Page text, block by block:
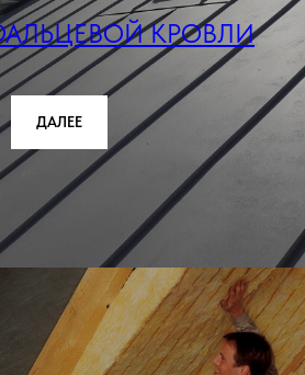
КРОВЛИ
ДАЛЕЕ